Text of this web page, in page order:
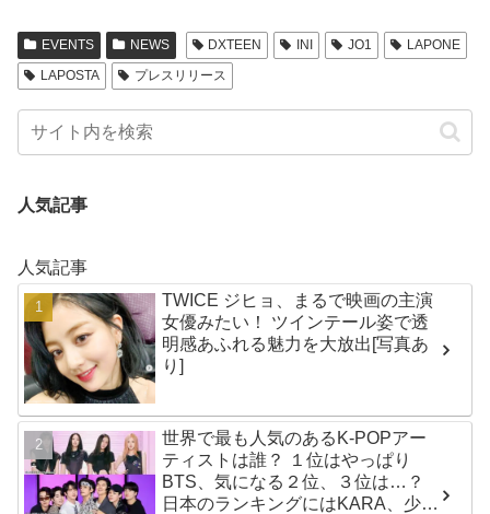
EVENTS NEWS DXTEEN INI JO1
LAPONE
LAPOSTA
プレスリリース
人気記事
人気記事
TWICE ジヒョ、まるで映画の主演
女優みたい！ ツインテール姿で透
明感あふれる魅力を大放出[写真あ
り]
世界で最も人気のあるK-POPアー
ティストは誰？ １位はやっぱり
BTS、気になる２位、３位は…？
日本のランキングにはKARA、少女